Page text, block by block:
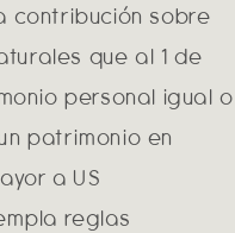
contribución sobre
que al 1 de
personal igual o
patrimonio en
a US
reglas